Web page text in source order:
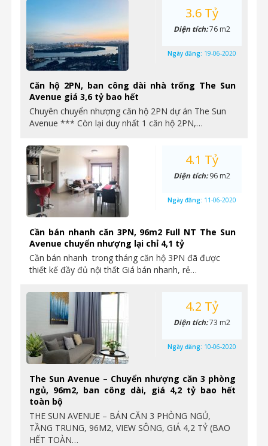
Căn hộ 2PN, ban công dài nhà trống The Sun
Avenue giá 3,6 tỷ bao hết
Chuyên chuyển nhượng căn hộ 2PN dự án The Sun
Avenue *** Còn lại duy nhất 1 căn hộ 2PN,…
3.6 Tỷ
Diện tích:76 m2
Ngày đăng: 19-06-2020
Cần bán nhanh căn 3PN, 96m2 Full NT The Sun
Avenue chuyển nhượng lại chỉ 4,1 tỷ
Cần bán nhanh trong tháng căn hộ 3PN đã được
thiết kế đầy đủ nội thất Giá bán nhanh, rẻ…
4.1 Tỷ
Diện tích:96 m2
Ngày đăng: 11-06-2020
The Sun Avenue – Chuyển nhượng căn 3 phòng
ngủ, 96m2, ban công dài, giá 4,2 tỷ bao hết
toàn bộ
THE SUN AVENUE – BÁN CĂN 3 PHÒNG NGỦ,
TẦNG TRUNG, 96M2, VIEW SÔNG, GIÁ 4,2 TỶ (BAO
HẾT TOÀN…
4.2 Tỷ
Diện tích:73 m2
Ngày đăng: 10-06-2020